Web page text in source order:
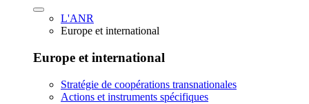
L'ANR
Europe et international
Europe et international
Stratégie de coopérations transnationales
Actions et instruments spécifiques